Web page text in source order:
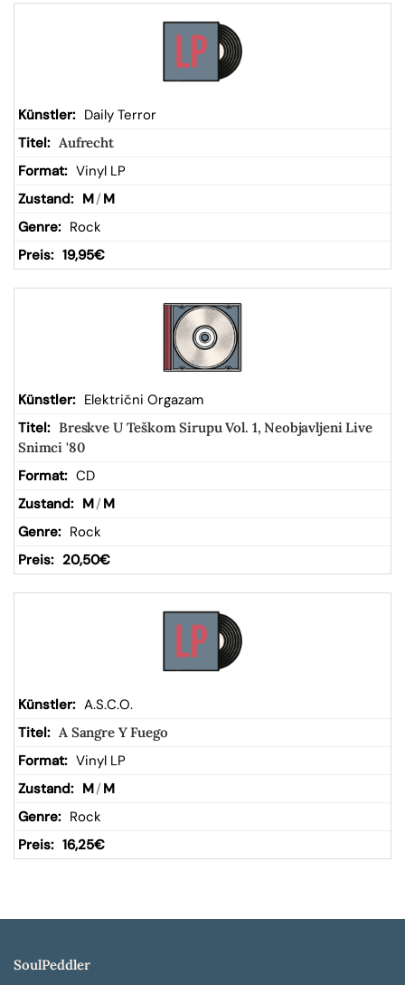
Daily Terror
Aufrecht
Vinyl LP
M/ M
Rock
19,95€
Električni Orgazam
Breskve U Teškom Sirupu Vol. 1, Neobjavljeni Live
Snimci '80
CD
M/ M
Rock
20,50€
A.S.C.O.
A Sangre Y Fuego
Vinyl LP
M/ M
Rock
16,25€
SoulPeddler